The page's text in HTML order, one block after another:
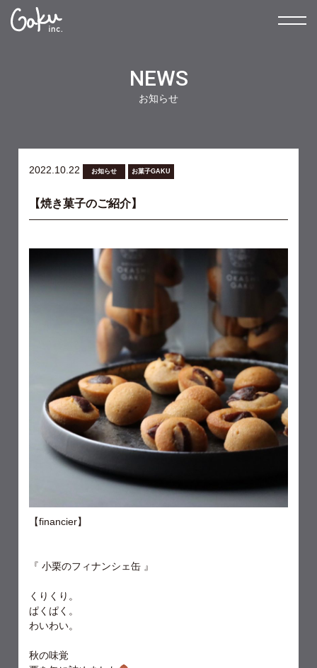
NEWS
お知らせ
2022.10.22 お知らせ お菓子GAKU
【焼き菓子のご紹介】
【financier】
『 小栗のフィナンシェ缶 』
くりくり。
ぱくぱく。
わいわい。
秋の味覚